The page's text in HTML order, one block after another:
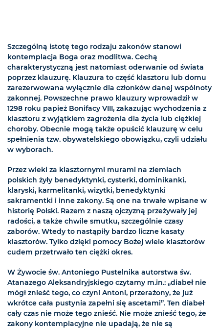
Szczególną istotę tego rodzaju zakonów stanowi
kontemplacja Boga oraz modlitwa. Cechą
charakterystyczną jest natomiast oderwanie od świata
poprzez klauzurę. Klauzura to część klasztoru lub domu
zarezerwowana wyłącznie dla członków danej wspólnoty
zakonnej. Powszechne prawo klauzury wprowadził w
1298 roku papież Bonifacy VIII, zakazując wychodzenia z
klasztoru z wyjątkiem zagrożenia dla życia lub ciężkiej
choroby. Obecnie mogą także opuścić klauzurę w celu
spełnienia tzw. obywatelskiego obowiązku, czyli udziału
w wyborach.
Przez wieki za klasztornymi murami na ziemiach
polskich żyły benedyktynki, cysterki, dominikanki,
klaryski, karmelitanki, wizytki, benedyktynki
sakramentki i inne zakony. Są one na trwałe wpisane w
historię Polski. Razem z naszą ojczyzną przeżywały jej
radości, a także chwile smutku, szczególnie czasy
zaborów. Wtedy to nastąpiły bardzo liczne kasaty
klasztorów. Tylko dzięki pomocy Bożej wiele klasztorów
cudem przetrwało ten ciężki okres.
W Żywocie św. Antoniego Pustelnika autorstwa św.
Atanazego Aleksandryjskiego czytamy m.in.: „diabeł nie
mógł znieść tego, co czyni Antoni, przerażony, że już
wkrótce cała pustynia zapełni się ascetami”. Ten diabeł
cały czas nie może tego znieść. Nie może znieść tego, że
zakony kontemplacyjne nie upadają, że nie są